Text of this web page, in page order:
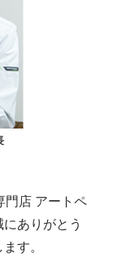
門店 アートペ
ありがとう
す。